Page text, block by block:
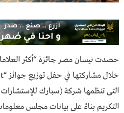
حصدت نيسان مصر جائزة “أكثر
التى تنظمها شركة (سبارك للإستشارات
التكريم بناءً على بيانات مجلس